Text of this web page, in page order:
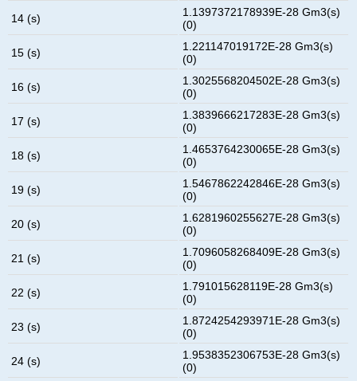
14 (s)
1.1397372178939E-28 Gm3(s)
(0)
15 (s)
1.221147019172E-28 Gm3(s)
(0)
16 (s)
1.3025568204502E-28 Gm3(s)
(0)
17 (s)
1.3839666217283E-28 Gm3(s)
(0)
18 (s)
1.4653764230065E-28 Gm3(s)
(0)
19 (s)
1.5467862242846E-28 Gm3(s)
(0)
20 (s)
1.6281960255627E-28 Gm3(s)
(0)
21 (s)
1.7096058268409E-28 Gm3(s)
(0)
22 (s)
1.791015628119E-28 Gm3(s)
(0)
23 (s)
1.8724254293971E-28 Gm3(s)
(0)
24 (s)
1.9538352306753E-28 Gm3(s)
(0)